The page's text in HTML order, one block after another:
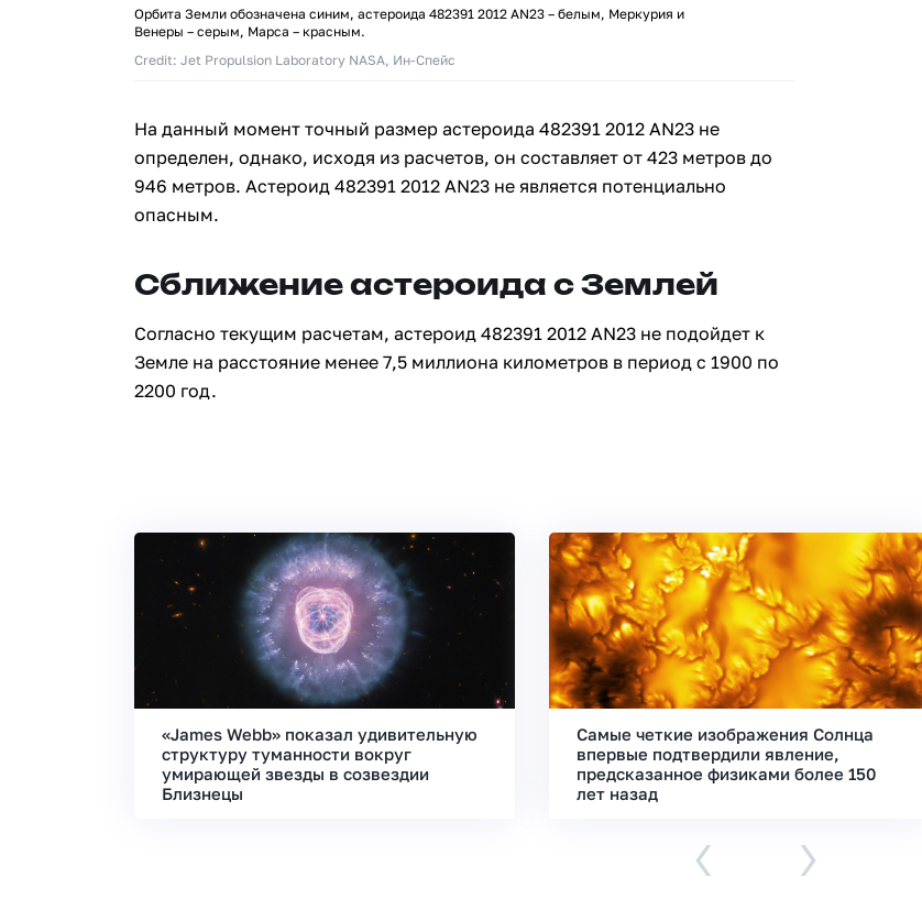
Орбита Земли обозначена синим, астероида 482391 2012 AN23 – белым, Меркурия и
Венеры – серым, Марса – красным.
Credit: Jet Propulsion Laboratory NASA, Ин-Спейс
На данный момент точный размер астероида 482391 2012 AN23 не
определен, однако, исходя из расчетов, он составляет от 423 метров до
946 метров. Астероид 482391 2012 AN23 не является потенциально
опасным.
Сближение астероида с Землей
Согласно текущим расчетам, астероид 482391 2012 AN23 не подойдет к
Земле на расстояние менее 7,5 миллиона километров в период с 1900 по
2200 год.
«James Webb» показал удивительную
структуру туманности вокруг
умирающей звезды в созвездии
Близнецы
Самые четкие изображения Солнца
впервые подтвердили явление,
предсказанное физиками более 150
лет назад
‹ ›